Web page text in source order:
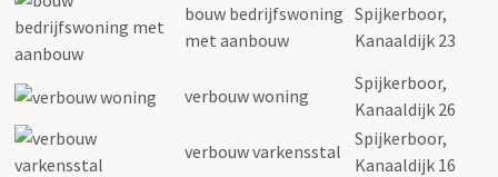
bouw bedrijfswoning
met aanbouw
Spijkerboor,
Kanaaldijk 23
verbouw woning
Spijkerboor,
Kanaaldijk 26
verbouw varkensstal
Spijkerboor,
Kanaaldijk 16